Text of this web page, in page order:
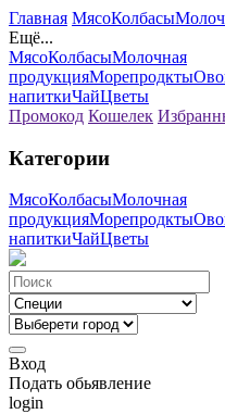
Главная МясоКолбасы
Ещё...
МясоКолбасыМолочная
продукцияМорепродкты
напиткиЧайЦветы
Промокод Кошелек
Категории
МясоКолбасыМолочная
продукцияМорепродкты
напиткиЧайЦветы
Вход
Подать обьявление
login